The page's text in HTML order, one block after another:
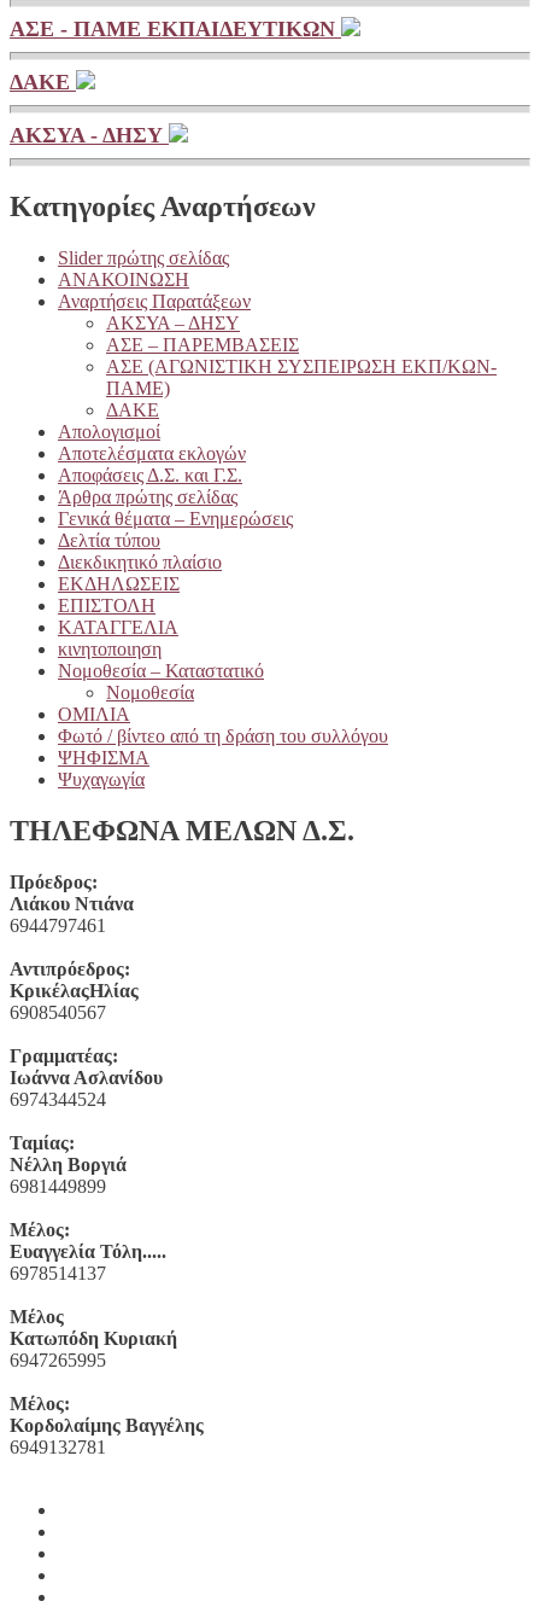
ΑΣΕ - ΠΑΜΕ ΕΚΠΑΙΔΕΥΤΙΚΩΝ
ΔΑΚΕ
ΑΚΣΥΑ - ΔΗΣΥ
Κατηγορίες Αναρτήσεων
Slider πρώτης σελίδας
ΑΝΑΚΟΙΝΩΣΗ
Αναρτήσεις Παρατάξεων
ΑΚΣΥΑ – ΔΗΣΥ
ΑΣΕ – ΠΑΡΕΜΒΑΣΕΙΣ
ΑΣΕ (ΑΓΩΝΙΣΤΙΚΗ ΣΥΣΠΕΙΡΩΣΗ ΕΚΠ/ΚΩΝ-
ΠΑΜΕ)
ΔΑΚΕ
Απολογισμοί
Αποτελέσματα εκλογών
Αποφάσεις Δ.Σ. και Γ.Σ.
Άρθρα πρώτης σελίδας
Γενικά θέματα – Ενημερώσεις
Δελτία τύπου
Διεκδικητικό πλαίσιο
ΕΚΔΗΛΩΣΕΙΣ
ΕΠΙΣΤΟΛΗ
ΚΑΤΑΓΓΕΛΙΑ
κινητοποιηση
Νομοθεσία – Καταστατικό
Νομοθεσία
ΟΜΙΛΙΑ
Φωτό / βίντεο από τη δράση του συλλόγου
ΨΗΦΙΣΜΑ
Ψυχαγωγία
ΤΗΛΕΦΩΝΑ ΜΕΛΩΝ Δ.Σ.
Πρόεδρος:
Λιάκου Ντιάνα
6944797461
Αντιπρόεδρος:
ΚρικέλαςΗλίας
6908540567
Γραμματέας:
Ιωάννα Ασλανίδου
6974344524
Ταμίας:
Νέλλη Βοργιά
6981449899
Μέλος:
Ευαγγελία Τόλη.....
6978514137
Μέλος
Κατωπόδη Κυριακή
6947265995
Μέλος:
Κορδολαίμης Βαγγέλης
6949132781